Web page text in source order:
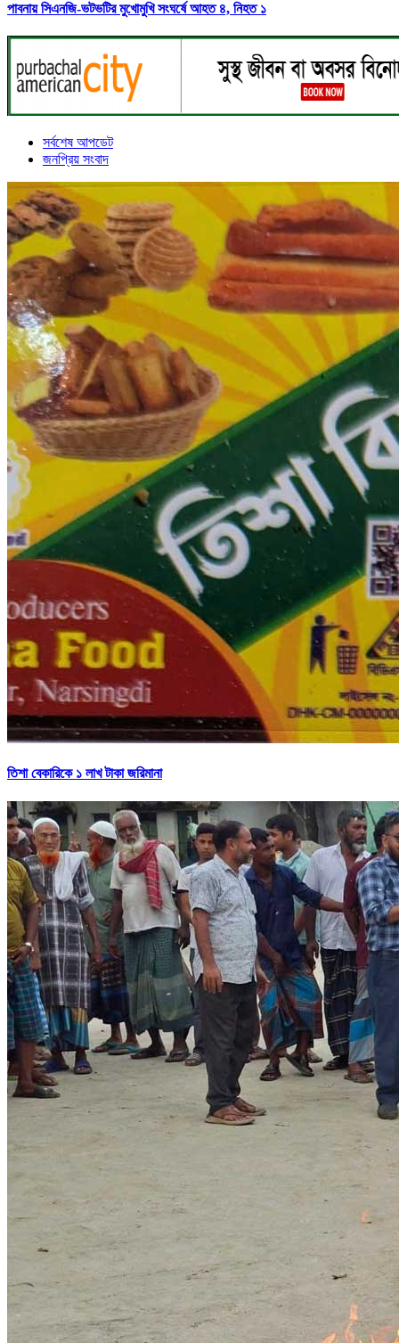
পাবনায় সিএনজি-ভটভটির মুখোমুখি সংঘর্ষে আহত ৪, নিহত ১
সর্বশেষ আপডেট
জনপ্রিয় সংবাদ
তিশা বেকারিকে ১ লাখ টাকা জরিমানা